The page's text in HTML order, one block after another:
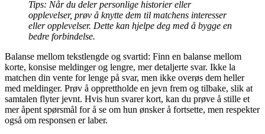
Tips: Når du deler personlige historier eller
opplevelser, prøv å knytte dem til matchens interesser
eller opplevelser. Dette kan hjelpe deg med å bygge en
bedre forbindelse.
Balanse mellom tekstlengde og svartid: Finn en balanse mellom
korte, konsise meldinger og lengre, mer detaljerte svar. Ikke la
matchen din vente for lenge på svar, men ikke overøs dem heller
med meldinger. Prøv å opprettholde en jevn frem og tilbake, slik at
samtalen flyter jevnt. Hvis hun svarer kort, kan du prøve å stille et
mer åpent spørsmål for å se om hun ønsker å fortsette, men respekter
også om responsen er laber.